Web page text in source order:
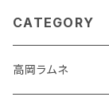
CATEGORY
高岡ラムネ